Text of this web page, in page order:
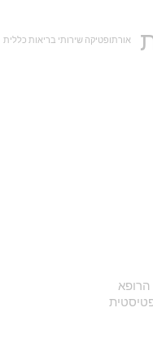
אורתופטיקה שירותי בריאות כללית